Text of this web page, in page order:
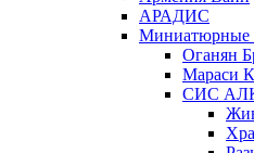
АРАДИС
Миниатюрные
Оганян
Мараси
СИС